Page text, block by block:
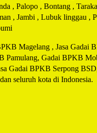
, Palopo , Bontang ,
, Jambi , Lubuk linggau ,
Magelang , Jasa Gadai
Pamulang, Gadai BPKB
Gadai BPKB Serpong
seluruh kota di Indonesia.